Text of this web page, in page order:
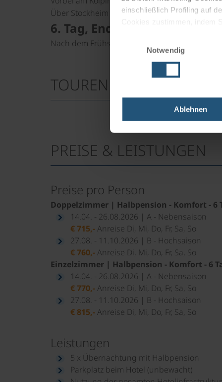
einschließlich Profiling auf
Impressum Datenschutz
Notwendig
Ablehnen
Über Stockheim zurück. Radabgabe (falls
6. Tag, Ende der Radreise
Nach dem Frühstück.
TOURENKARTE
PREISE & LEISTUNGEN
Preise pro Person
Doppelzimmer | Halbpension - Komfort - 6
14.04. - 26.08.2026 | A - Nebensaison
€ 715,-Anreise Di, Mi, Do, Fr, Sa, So
27.08. - 11.10.2026 | B - Hochsaison
€ 760,-Anreise Di, Mi, Do, Fr, Sa, So
Einzelzimmer | Halbpension - Komfort - 6
14.04. - 26.08.2026 | A - Nebensaison
€ 770,-Anreise Di, Mi, Do, Fr, Sa, So
27.08. - 11.10.2026 | B - Hochsaison
€ 815,-Anreise Di, Mi, Do, Fr, Sa, So
Leistungen
5 x Übernachtung mit Halbpension
Parkplatz beim Hotel (unbewacht)